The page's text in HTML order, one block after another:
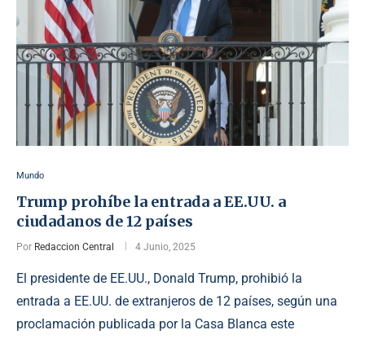
Mundo
Trump prohíbe la entrada a EE.UU. a
ciudadanos de 12 países
Por Redaccion Central 4 Junio, 2025
El presidente de EE.UU., Donald Trump, prohibió la
entrada a EE.UU. de extranjeros de 12 países, según una
proclamación publicada por la Casa Blanca este